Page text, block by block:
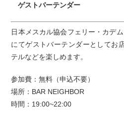
ゲストバーテンダー
日本メスカル協会フェリー・カデ
にてゲストバーテンダーとしてお
テルなどを楽しめます。
参加費：無料（申込不要）
場所：BAR NEIGHBOR
時間：19:00~22:00